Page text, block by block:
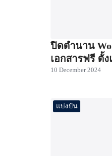
ปิดตำนาน
เอกสารฟรี ตั้ง
10 December 2024
แบ่งปัน